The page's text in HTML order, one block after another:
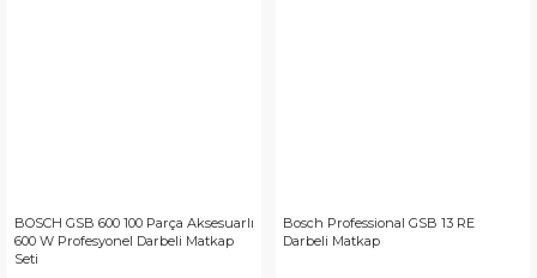
BOSCH GSB 600 100 Parça Aksesuarlı
600 W Profesyonel Darbeli Matkap
Seti
Bosch Professional GSB 13 RE
Darbeli Matkap